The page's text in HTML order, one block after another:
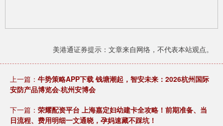
美港通证券提示：文章来自网络，不代表本站观点。
上一篇： 牛势策略APP下载 钱塘潮起，智安未来：2026杭州国际
安防产品博览会·杭州安博会
下一篇： 荣耀配资平台 上海嘉定妇幼建卡全攻略！前期准备、当
日流程、费用明细一文通晓，孕妈速藏不踩坑！